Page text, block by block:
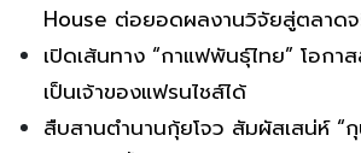
House ต่อยอดผลงานวิจัยสู่ตลาด
เปิดเส้นทาง “กาแฟพันธุ์ไทย” โอกา
เป็นเจ้าของแฟรนไชส์ได้
สืบสานตำนานกุ้ยโจว สัมผัสเสน่ห์ “